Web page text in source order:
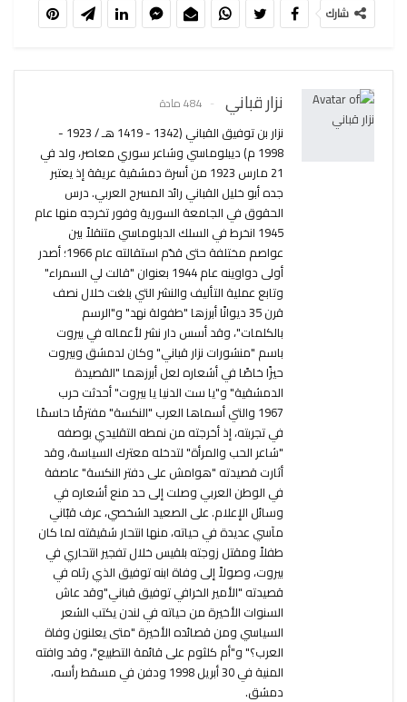
شارك
نزار قباني 484 مادة
نزار بن توفيق القباني (1342 - 1419 هـ / 1923 -
1998 م) ديبلوماسي وشاعر سوري معاصر، ولد في
21 مارس 1923 من أسرة دمشقية عريقة إذ يعتبر
جده أبو خليل القباني رائد المسرح العربي. درس
الحقوق في الجامعة السورية وفور تخرجه منها عام
1945 انخرط في السلك الدبلوماسي متنقلاً بين
عواصم مختلفة حتى قدّم استقالته عام 1966؛ أصدر
أولى دواوينه عام 1944 بعنوان "قالت لي السمراء"
وتابع عملية التأليف والنشر التي بلغت خلال نصف
قرن 35 ديوانًا أبرزها "طفولة نهد" و"الرسم
بالكلمات"، وقد أسس دار نشر لأعماله في بيروت
باسم "منشورات نزار قباني" وكان لدمشق وبيروت
حيزًا خاصًا في أشعاره لعل أبرزهما "القصيدة
الدمشقية" و"يا ست الدنيا يا بيروت" أحدثت حرب
1967 والتي أسماها العرب "النكسة" مفترقًا حاسمًا
في تجربته، إذ أخرجته من نمطه التقليدي بوصفه
"شاعر الحب والمرأة" لتدخله معترك السياسة، وقد
أثارت قصيدته "هوامش على دفتر النكسة" عاصفة
في الوطن العربي وصلت إلى حد منع أشعاره في
وسائل الإعلام. على الصعيد الشخصي، عرف قبّاني
مآسي عديدة في حياته، منها انتحار شقيقته لما كان
طفلاً ومقتل زوجته بلقيس خلال تفجير انتحاري في
بيروت، وصولاً إلى وفاة ابنه توفيق الذي رثاه في
قصيدته "الأمير الخرافي توفيق قباني"وقد عاش
السنوات الأخيرة من حياته في لندن يكتب الشعر
السياسي ومن قصائده الأخيرة "متى يعلنون وفاة
العرب؟" و"أم كلثوم على قائمة التطبيع"، وقد وافته
المنية في 30 أبريل 1998 ودفن في مسقط رأسه،
دمشق.